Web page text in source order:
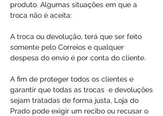
produto. Algumas situações em que a
troca não é aceita:
A troca ou devolução, terá que ser feito
somente pelo Correios e qualquer
despesa do envio é por conta do cliente.
A fim de proteger todos os clientes e
garantir que todas as trocas e devoluções
sejam tratadas de forma justa, Loja do
Prado pode exigir um recibo ou recusar o